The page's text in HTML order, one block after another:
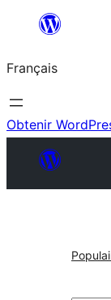
contenu
Français
Obtenir